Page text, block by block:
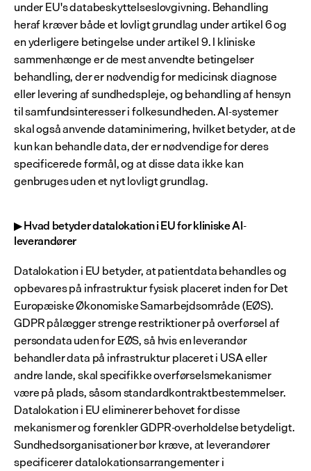
under EU's databeskyttelseslovgivning. Behandling
heraf kræver både et lovligt grundlag under artikel 6 og
en yderligere betingelse under artikel 9. I kliniske
sammenhænge er de mest anvendte betingelser
behandling, der er nødvendig for medicinsk diagnose
eller levering af sundhedspleje, og behandling af hensyn
til samfundsinteresser i folkesundheden. AI-systemer
skal også anvende dataminimering, hvilket betyder, at de
kun kan behandle data, der er nødvendige for deres
specificerede formål, og at disse data ikke kan
genbruges uden et nyt lovligt grundlag.
▶ Hvad betyder datalokation i EU for kliniske AI-
leverandører
Datalokation i EU betyder, at patientdata behandles og
opbevares på infrastruktur fysisk placeret inden for Det
Europæiske Økonomiske Samarbejdsområde (EØS).
GDPR pålægger strenge restriktioner på overførsel af
persondata uden for EØS, så hvis en leverandør
behandler data på infrastruktur placeret i USA eller
andre lande, skal specifikke overførselsmekanismer
være på plads, såsom standardkontraktbestemmelser.
Datalokation i EU eliminerer behovet for disse
mekanismer og forenkler GDPR-overholdelse betydeligt.
Sundhedsorganisationer bør kræve, at leverandører
specificerer datalokationsarrangementer i